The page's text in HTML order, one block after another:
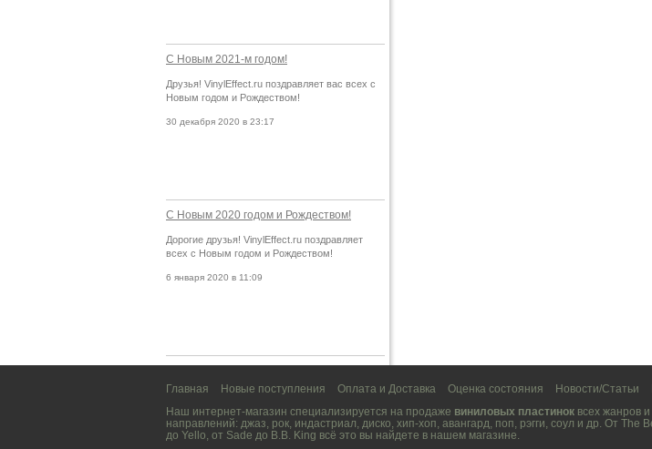
С Новым 2021-м годом!
Друзья! VinylEffect.ru поздравляет вас всех с
Новым годом и Рождеством!
30 декабря 2020 в 23:17
С Новым 2020 годом и Рождеством!
Дорогие друзья! VinylEffect.ru поздравляет
всех с Новым годом и Рождеством!
6 января 2020 в 11:09
Главная Новые поступления Оплата и Доставка Оценка состояния Новости/Статьи
Наш интернет-магазин специализируется на продаже виниловых пластинок всех жанров
направлений: джаз, рок, индастриал, диско, хип-хоп, авангард, поп, рэгги, соул и др. От The
до Yello, от Sade до B.B. King всё это вы найдете в нашем магазине.